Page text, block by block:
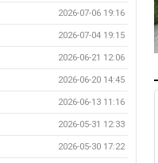
2026-07-06 19:16
2026-07-04 19:15
2026-06-21 12:06
2026-06-20 14:45
2026-06-13 11:16
2026-05-31 12:33
2026-05-30 17:22